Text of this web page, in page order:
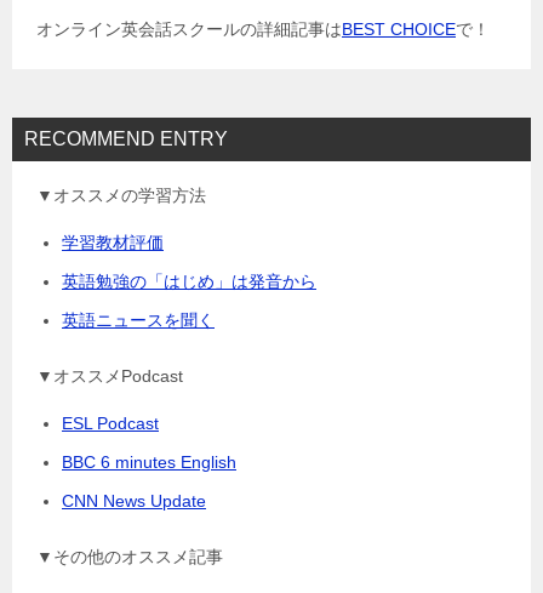
オンライン英会話スクールの詳細記事はBEST CHOICEで！
RECOMMEND ENTRY
▼オススメの学習方法
学習教材評価
英語勉強の「はじめ」は発音から
英語ニュースを聞く
▼オススメPodcast
ESL Podcast
BBC 6 minutes English
CNN News Update
▼その他のオススメ記事